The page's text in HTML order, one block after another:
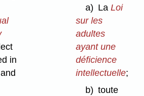
in
a) La Loi
sur les
adultes
ayant une
déficience
intellectuelle;
b) toute